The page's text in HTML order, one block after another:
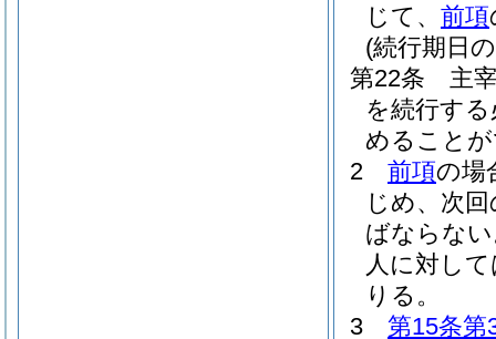
じて、 前項
(続行期日
第22条
主
を続行す
めること
2
前項の場
じめ、次
ばならな
人に対し
りる。
3
第15条第